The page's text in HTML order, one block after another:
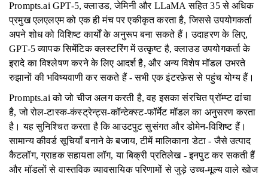
Prompts.ai GPT-5, क्लाउड, जेमिनी और LLaMA सहित 35 से अधिक
प्रमुख एलएलएम को एक ही मंच पर एकीकृत करता है, जिससे उपयोगकर्ता
अपने शोध को विशिष्ट कार्यों के अनुरूप बना सकते हैं। उदाहरण के लिए,
GPT-5 व्यापक सिमेंटिक क्लस्टरिंग में उत्कृष्ट है, क्लाउड उपयोगकर्ता के
इरादे का विश्लेषण करने के लिए आदर्श है, और अन्य विशेष मॉडल उभरते
रुझानों की भविष्यवाणी कर सकते हैं - सभी एक इंटरफ़ेस से पहुंच योग्य हैं।
Prompts.ai को जो चीज अलग करती है, वह इसका संरचित प्रॉम्प्ट ढांचा
है, जो रोल-टास्क-कंस्ट्रेन्ट्स-कॉन्टेक्स्ट-फॉर्मेट मॉडल का अनुसरण करता
है। यह सुनिश्चित करता है कि आउटपुट सुसंगत और डोमेन-विशिष्ट हैं।
सामान्य कीवर्ड सूचियाँ बनाने के बजाय, टीमें मालिकाना डेटा - जैसे उत्पाद
कैटलॉग, ग्राहक सहायता लॉग, या बिक्री प्रतिलेख - इनपुट कर सकती हैं
और मॉडलों से वास्तविक व्यावसायिक परिणामों से जुड़े उच्च-मूल्य वाले खोज